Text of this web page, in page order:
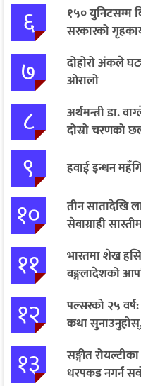
६
१५० युनिटसम्म
सरकारको
७
दोहोरो अंकले
ओरालो
८
अर्थमन्त्री डा.
दोस्रो चरणको
९ हवाई इन्धन
१०
तीन सातादेखि
सेवाग्राही
११
भारतमा शेख
बङ्गलादेशको
१२
पल्सरको २५
कथा
१३
सङ्गीत
धरपकड नगर्न